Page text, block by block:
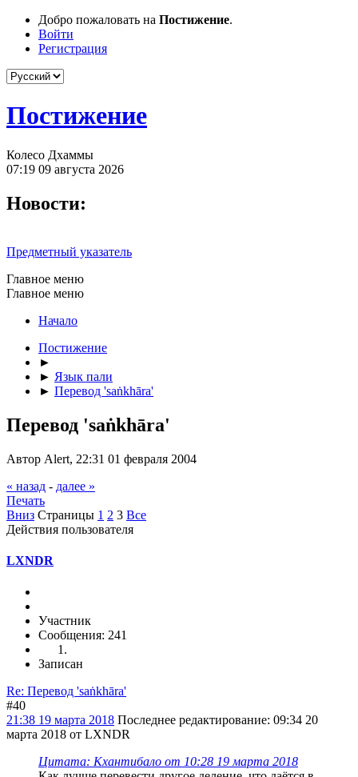
Добро пожаловать на Постижение.
Войти
Регистрация
Постижение
Колесо Дхаммы
07:19 09 августа 2026
Новости:
Предметный указатель
Главное меню
Главное меню
Начало
Постижение
►
► Язык пали
► Перевод 'saṅkhāra'
Перевод 'saṅkhāra'
Автор Alert, 22:31 01 февраля 2004
« назад - далее »
Печать
Вниз Страницы 1 2 3 Все
Действия пользователя
LXNDR
Участник
Сообщения: 241
Записан
Re: Перевод 'saṅkhāra'
#40
21:38 19 марта 2018 Последнее редактирование: 09:34 20
марта 2018 от LXNDR
Цитата: Кхантибало от 10:28 19 марта 2018